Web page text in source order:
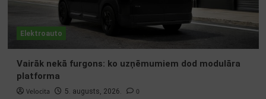
Elektroauto
Vairāk nekā furgons: ko uzņēmumiem dod modulāra
platforma
Velocita 5. augusts, 2026. 0